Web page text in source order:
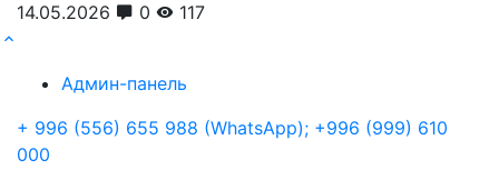
14.05.2026
0 117
Админ-панель
+ 996 (556) 655 988 (WhatsApp); +996 (999) 610
000